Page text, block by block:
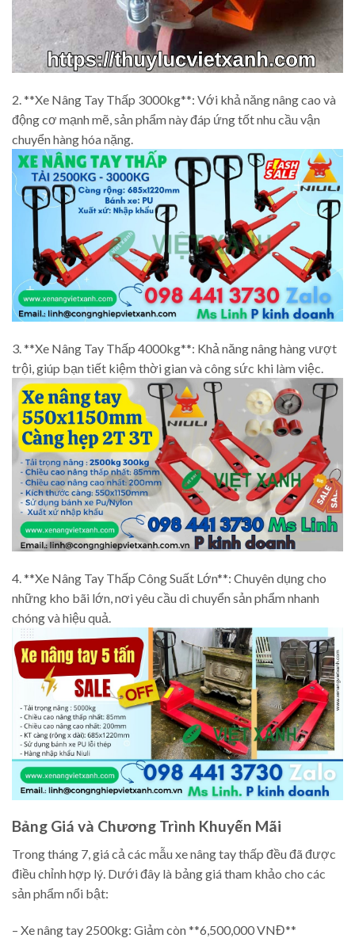
2. **Xe Nâng Tay Thấp 3000kg**: Với khả năng nâng cao và
động cơ mạnh mẽ, sản phẩm này đáp ứng tốt nhu cầu vận
chuyển hàng hóa nặng.
3. **Xe Nâng Tay Thấp 4000kg**: Khả năng nâng hàng vượt
trội, giúp bạn tiết kiệm thời gian và công sức khi làm việc.
4. **Xe Nâng Tay Thấp Công Suất Lớn**: Chuyên dụng cho
những kho bãi lớn, nơi yêu cầu di chuyển sản phẩm nhanh
chóng và hiệu quả.
Bảng Giá và Chương Trình Khuyến Mãi
Trong tháng 7, giá cả các mẫu xe nâng tay thấp đều đã được
điều chỉnh hợp lý. Dưới đây là bảng giá tham khảo cho các
sản phẩm nổi bật:
– Xe nâng tay 2500kg: Giảm còn **6,500,000 VNĐ**